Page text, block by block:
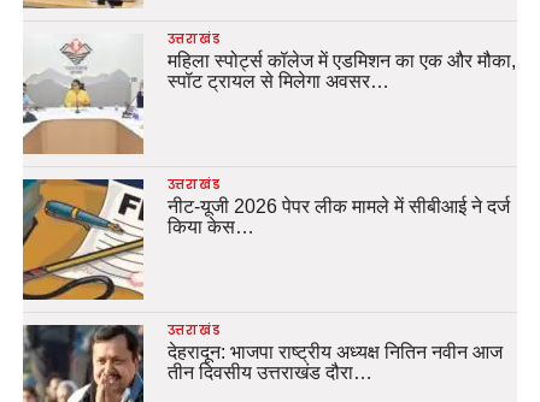
उत्तराखंड
महिला स्पोर्ट्स कॉलेज में एडमिशन का एक और मौका,
स्पॉट ट्रायल से मिलेगा अवसर…
उत्तराखंड
नीट-यूजी 2026 पेपर लीक मामले में सीबीआई ने दर्ज
किया केस…
उत्तराखंड
देहरादून: भाजपा राष्ट्रीय अध्यक्ष नितिन नवीन आज
तीन दिवसीय उत्तराखंड दौरा…